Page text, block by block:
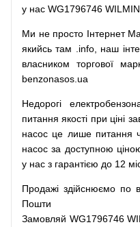
у нас WG1796746
Ми не просто Інтернет
якийсь там .info, наш
власником
торгової
benzonasos.ua
Недорогі
питання якості при ціні
насос це лише питання
насос за доступною
у нас з гарантією до 12
Продажі здійснюємо по
Пошти
Замовляй WG1796746